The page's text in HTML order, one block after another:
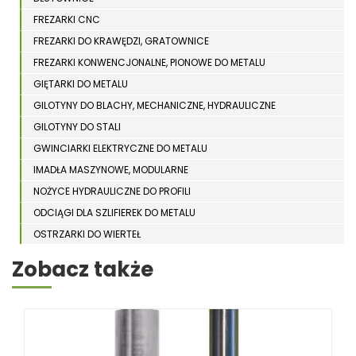
FREZARKI CNC
FREZARKI DO KRAWĘDZI, GRATOWNICE
FREZARKI KONWENCJONALNE, PIONOWE DO METALU
GIĘTARKI DO METALU
GILOTYNY DO BLACHY, MECHANICZNE, HYDRAULICZNE
GILOTYNY DO STALI
GWINCIARKI ELEKTRYCZNE DO METALU
IMADŁA MASZYNOWE, MODULARNE
NOŻYCE HYDRAULICZNE DO PROFILI
ODCIĄGI DLA SZLIFIEREK DO METALU
OSTRZARKI DO WIERTEŁ
PIŁY TAŚMOWE DO METALU
PRASY DO OBRÓBKI PLASTYCZNEJ METALU
Zobacz także